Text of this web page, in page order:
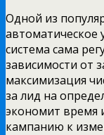
Одной из
автоматическое
система сама
зависимости от
максимизация
за лид на
экономит время
кампанию к